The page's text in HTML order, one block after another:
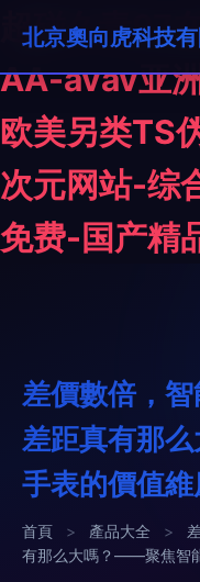
超碰久青97
AA-avav亚
欧美另类TS
次元网站-综
免费-国产精
差價數倍，
差距真有那
手表的價值維
首頁 > 產品大全 >
有那么大嗎？——聚焦智